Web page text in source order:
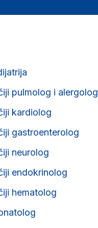
pulmolog i alergolog
kardiolog
gastroenterolog
neurolog
endokrinolog
hematolog